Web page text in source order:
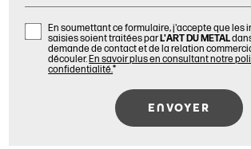
En soumettant ce formulaire, j'accepte que les
saisies soient traitées parL'ART DU METAL
demande de contact et de la relation
découler.En savoir plus en consultant notre
confidentialité.*